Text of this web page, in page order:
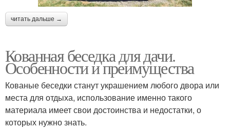
читать дальше →
Кованная беседка для дачи.
Особенности и преимущества
Кованые беседки станут украшением любого двора или
места для отдыха, использование именно такого
материала имеет свои достоинства и недостатки, о
которых нужно знать.